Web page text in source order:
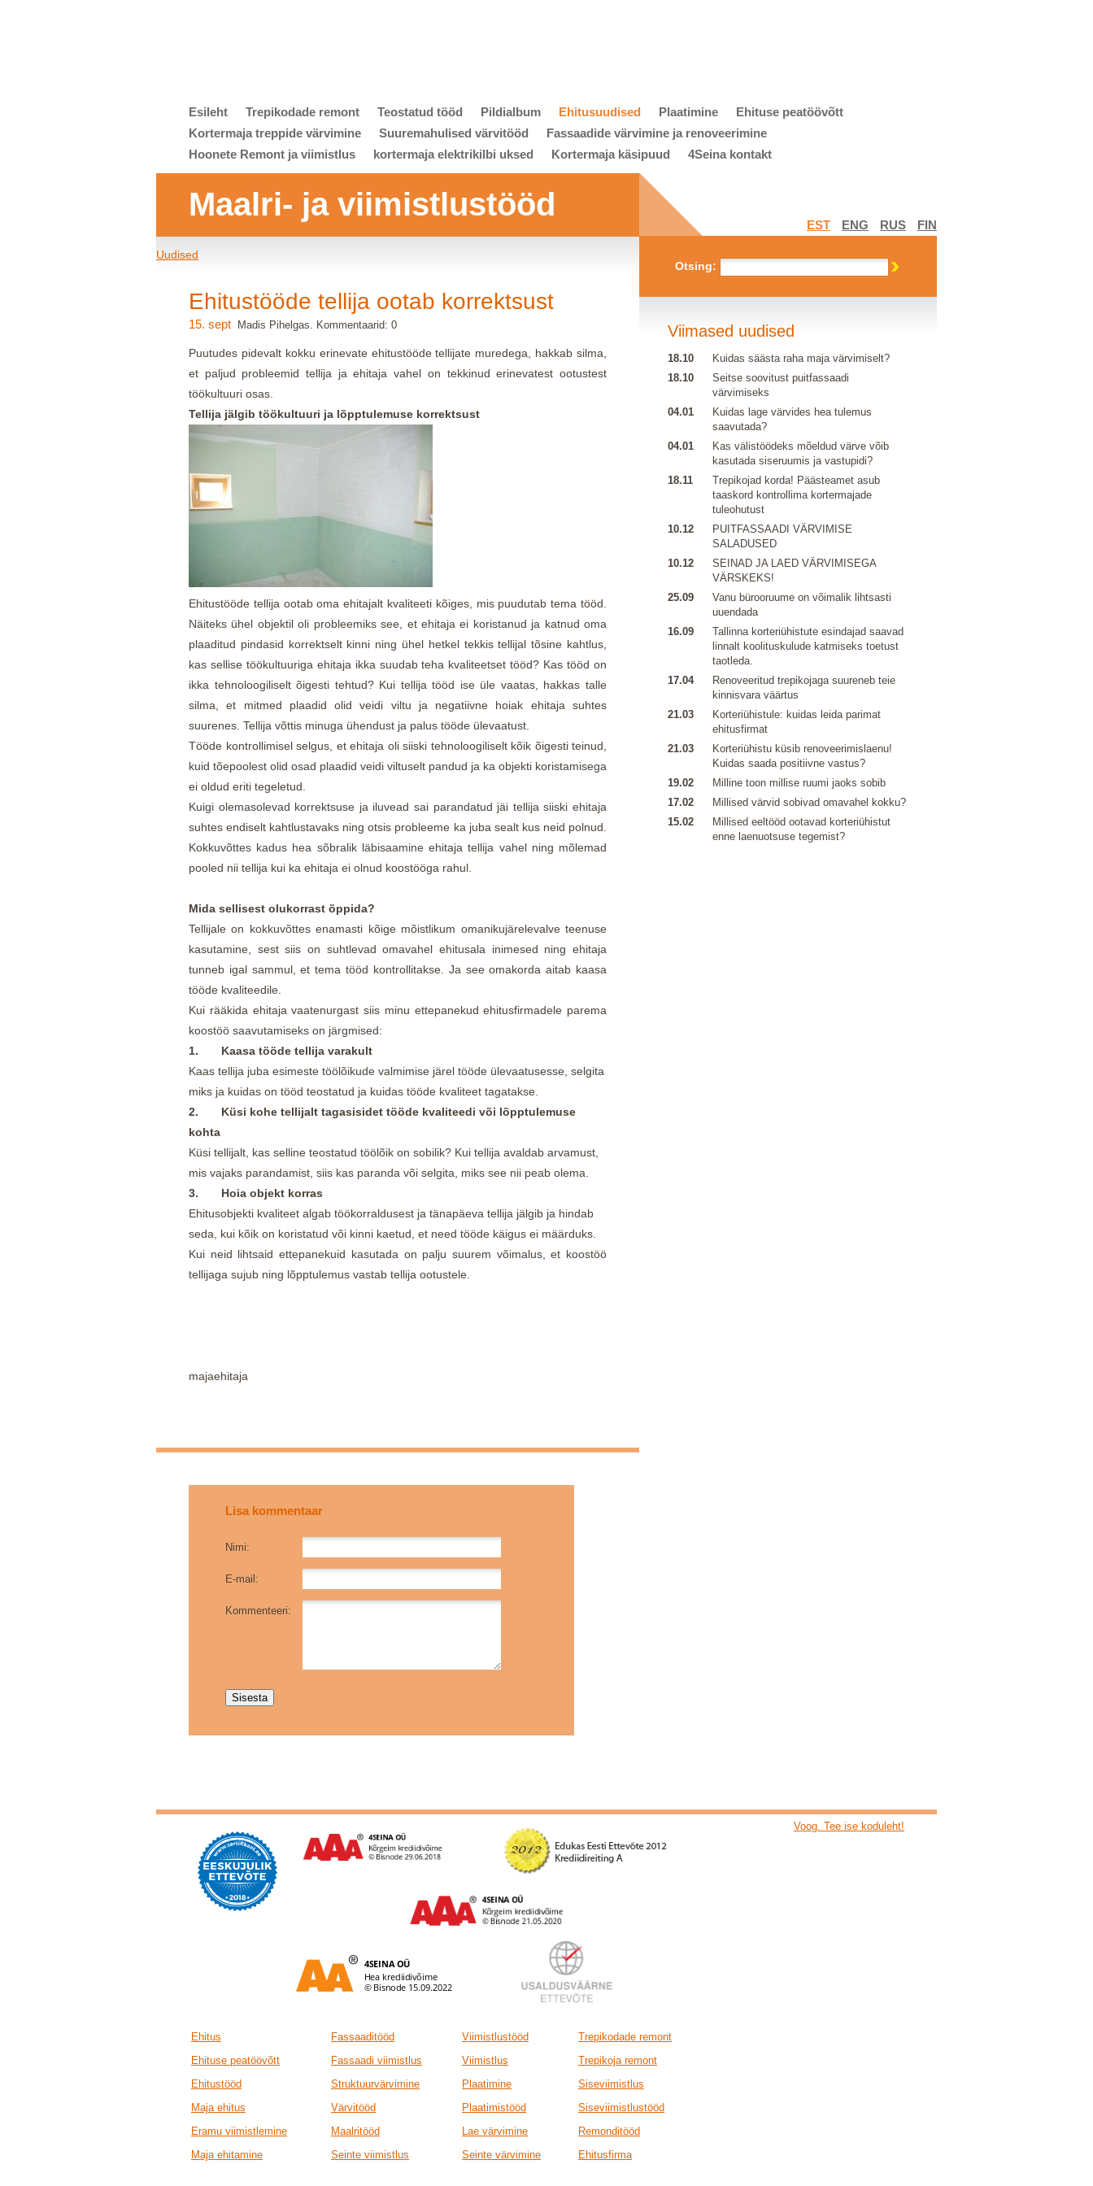
Esileht Trepikodade remont Teostatud tööd Pildialbum Ehitusuudised Plaatimine
Ehituse peatöövõtt
Kortermaja treppide värvimine
Suuremahulised värvitööd
Fassaadide värvimine ja renoveerimine
Hoonete Remont ja viimistlus
kortermaja elektrikilbi uksed Kortermaja käsipuud 4Seina kontakt
Maalri- ja viimistlustööd
Uudised
Ehitustööde tellija ootab korrektsust
15. sept Madis Pihelgas. Kommentaarid: 0
Puutudes pidevalt kokku erinevate ehitustööde tellijate muredega, hakkab silma,
et paljud probleemid tellija ja ehitaja vahel on tekkinud erinevatest ootustest
töökultuuri osas.
Tellija jälgib töökultuuri ja lõpptulemuse korrektsust
Ehitustööde tellija ootab oma ehitajalt kvaliteeti kõiges, mis puudutab tema tööd.
Näiteks ühel objektil oli probleemiks see, et ehitaja ei koristanud ja katnud oma
plaaditud pindasid korrektselt kinni ning ühel hetkel tekkis tellijal tõsine kahtlus,
kas sellise töökultuuriga ehitaja ikka suudab teha kvaliteetset tööd? Kas tööd on
ikka tehnoloogiliselt õigesti tehtud? Kui tellija tööd ise üle vaatas, hakkas talle
silma, et mitmed plaadid olid veidi viltu ja negatiivne hoiak ehitaja suhtes
suurenes. Tellija võttis minuga ühendust ja palus tööde ülevaatust.
Tööde kontrollimisel selgus, et ehitaja oli siiski tehnoloogiliselt kõik õigesti teinud,
kuid tõepoolest olid osad plaadid veidi viltuselt pandud ja ka objekti koristamisega
ei oldud eriti tegeletud.
Kuigi olemasolevad korrektsuse ja iluvead sai parandatud jäi tellija siiski ehitaja
suhtes endiselt kahtlustavaks ning otsis probleeme ka juba sealt kus neid polnud.
Kokkuvõttes kadus hea sõbralik läbisaamine ehitaja tellija vahel ning mõlemad
pooled nii tellija kui ka ehitaja ei olnud koostööga rahul.
Mida sellisest olukorrast õppida?
Tellijale on kokkuvõttes enamasti kõige mõistlikum omanikujärelevalve teenuse
kasutamine, sest siis on suhtlevad omavahel ehitusala inimesed ning ehitaja
tunneb igal sammul, et tema tööd kontrollitakse. Ja see omakorda aitab kaasa
tööde kvaliteedile.
Kui rääkida ehitaja vaatenurgast siis minu ettepanekud ehitusfirmadele parema
koostöö saavutamiseks on järgmised:
1. Kaasa tööde tellija varakult
Kaas tellija juba esimeste töölõikude valmimise järel tööde ülevaatusesse, selgita
miks ja kuidas on tööd teostatud ja kuidas tööde kvaliteet tagatakse.
2. Küsi kohe tellijalt tagasisidet tööde kvaliteedi või lõpptulemuse
kohta
Küsi tellijalt, kas selline teostatud töölõik on sobilik? Kui tellija avaldab arvamust,
mis vajaks parandamist, siis kas paranda või selgita, miks see nii peab olema.
3. Hoia objekt korras
Ehitusobjekti kvaliteet algab töökorraldusest ja tänapäeva tellija jälgib ja hindab
seda, kui kõik on koristatud või kinni kaetud, et need tööde käigus ei määrduks.
Kui neid lihtsaid ettepanekuid kasutada on palju suurem võimalus, et koostöö
tellijaga sujub ning lõpptulemus vastab tellija ootustele.
majaehitaja
Lisa kommentaar
Nimi:
E-mail:
Kommenteeri:
EST ENG RUS FIN
Otsing:
Viimased uudised
18.10
Kuidas säästa raha maja värvimiselt?
18.10
Seitse soovitust puitfassaadi
värvimiseks
04.01
Kuidas lage värvides hea tulemus
saavutada?
04.01
Kas välistöödeks mõeldud värve võib
kasutada siseruumis ja vastupidi?
18.11
Trepikojad korda! Päästeamet asub
taaskord kontrollima kortermajade
tuleohutust
10.12
PUITFASSAADI VÄRVIMISE
SALADUSED
10.12
SEINAD JA LAED VÄRVIMISEGA
VÄRSKEKS!
25.09
Vanu bürooruume on võimalik lihtsasti
uuendada
16.09
Tallinna korteriühistute esindajad saavad
linnalt koolituskulude katmiseks toetust
taotleda.
17.04
Renoveeritud trepikojaga suureneb teie
kinnisvara väärtus
21.03
Korteriühistule: kuidas leida parimat
ehitusfirmat
21.03
Korteriühistu küsib renoveerimislaenu!
Kuidas saada positiivne vastus?
19.02
Milline toon millise ruumi jaoks sobib
17.02
Millised värvid sobivad omavahel kokku?
15.02
Millised eeltööd ootavad korteriühistut
enne laenuotsuse tegemist?
Voog. Tee ise koduleht!
Ehitus Fassaaditööd Viimistlustööd
Trepikodade remont
Ehituse peatöövõtt
Fassaadi viimistlus Viimistlus
Trepikoja remont
Ehitustööd
Struktuurvärvimine Plaatimine
Siseviimistlus
Maja ehitus
Värvitööd Plaatimistööd
Siseviimistlustööd
Eramu viimistlemine
Maalritööd Lae värvimine
Remonditööd
Maja ehitamine
Seinte viimistlus Seinte värvimine Ehitusfirma